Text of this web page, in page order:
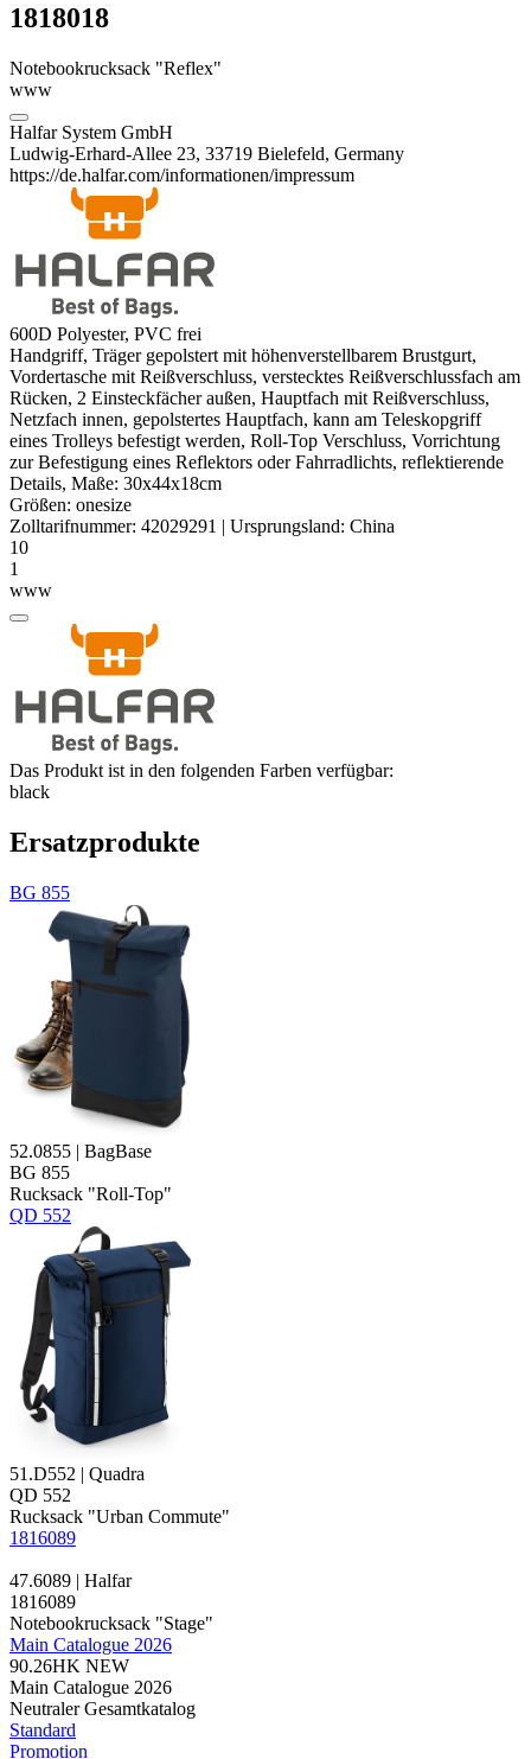
1818018
Notebookrucksack "Reflex"
www
Halfar System GmbH
Ludwig-Erhard-Allee 23, 33719 Bielefeld, Germany
https://de.halfar.com/informationen/impressum
600D Polyester, PVC frei
Handgriff, Träger gepolstert mit höhenverstellbarem Brustgurt,
Vordertasche mit Reißverschluss, verstecktes Reißverschlussfach am
Rücken, 2 Einsteckfächer außen, Hauptfach mit Reißverschluss,
Netzfach innen, gepolstertes Hauptfach, kann am Teleskopgriff
eines Trolleys befestigt werden, Roll-Top Verschluss, Vorrichtung
zur Befestigung eines Reflektors oder Fahrradlichts, reflektierende
Details, Maße: 30x44x18cm
Größen: onesize
Zolltarifnummer: 42029291 | Ursprungsland: China
10
1
www
Das Produkt ist in den folgenden Farben verfügbar:
black
Ersatzprodukte
BG 855
52.0855 | BagBase
BG 855
Rucksack "Roll-Top"
QD 552
51.D552 | Quadra
QD 552
Rucksack "Urban Commute"
1816089
47.6089 | Halfar
1816089
Notebookrucksack "Stage"
Main Catalogue 2026
90.26HK NEW
Main Catalogue 2026
Neutraler Gesamtkatalog
Standard
Promotion